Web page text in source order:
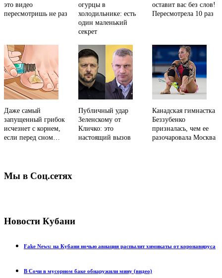
это видео
пересмотришь не раз
огурцы в
холодильнике: есть
один маленький
секрет
оставит вас без слов!
Пересмотрела 10 раз
Даже самый
запущенный грибок
исчезнет с корнем,
если перед сном…
Публичный удар
Зеленскому от
Кличко: это
настоящий вызов
Канадская гимнастка
Беззубенко
призналась, чем ее
разочаровала Москва
Мы в Соц.сетях
Новости Кубани
Fake News: на Кубани ночью авиация распылит химикаты от коронавируса
В Сочи в мусорном баке обнаружили мину (видео)